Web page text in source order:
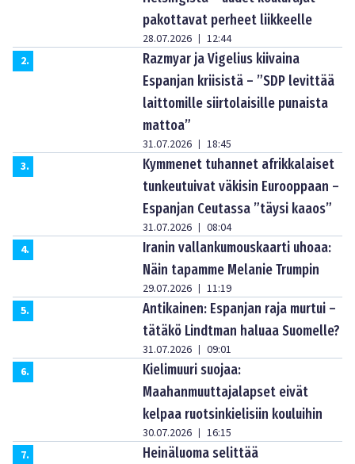
pakottavat perheet liikkeelle
28.07.2026 | 12:44
2.
Razmyar ja Vigelius kiivaina
Espanjan kriisistä – ”SDP levittää
laittomille siirtolaisille punaista
mattoa”
31.07.2026 | 18:45
3.
Kymmenet tuhannet afrikkalaiset
tunkeutuivat väkisin Eurooppaan –
Espanjan Ceutassa ”täysi kaaos”
31.07.2026 | 08:04
4.
Iranin vallankumouskaarti uhoaa:
Näin tapamme Melanie Trumpin
29.07.2026 | 11:19
5.
Antikainen: Espanjan raja murtui –
tätäkö Lindtman haluaa Suomelle?
31.07.2026 | 09:01
6.
Kielimuuri suojaa:
Maahanmuuttajalapset eivät
kelpaa ruotsinkielisiin kouluihin
30.07.2026 | 16:15
7.
Heinäluoma selittää